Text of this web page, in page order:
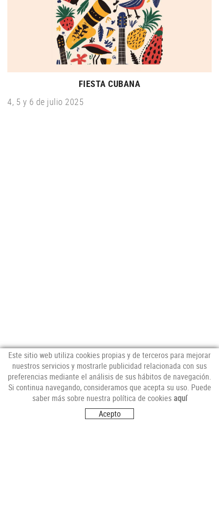
FIESTA CUBANA
4, 5 y 6 de julio 2025
NEWSLETTER
Este sitio web utiliza cookies propias y de terceros para mejorar
nuestros servicios y mostrarle publicidad relacionada con sus
preferencias mediante el análisis de sus hábitos de navegación.
Si continua navegando, consideramos que acepta su uso. Puede
saber más sobre nuestra política de cookies aquí
Acepto